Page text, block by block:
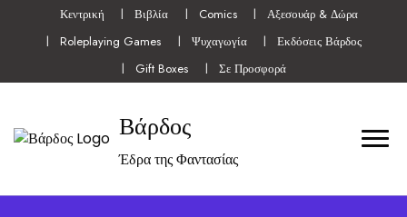
Κεντρική Βιβλία Comics
Αξεσουάρ & Δώρα
Roleplaying Games
Ψυχαγωγία
Εκδόσεις Βάρδος
Gift Boxes
Σε Προσφορά
Βάρδος
Έδρα της Φαντασίας